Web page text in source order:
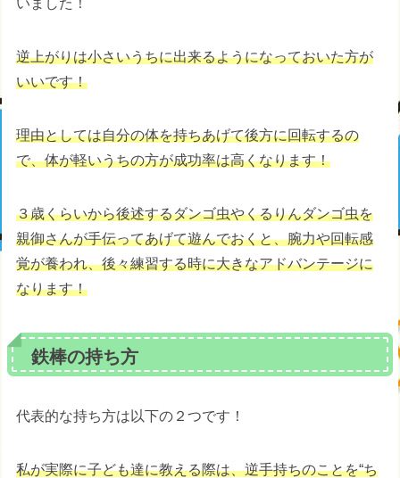
逆上がりは小さいうちに出来るようになっておいた方が
いいです！
理由としては自分の体を持ちあげて後方に回転するの
で、体が軽いうちの方が成功率は高くなります！
３歳くらいから後述するダンゴ虫やくるりんダンゴ虫を
親御さんが手伝ってあげて遊んでおくと、腕力や回転感
覚が養われ、後々練習する時に大きなアドバンテージに
なります！
鉄棒の持ち方
代表的な持ち方は以下の２つです！
私が実際に子ども達に教える際は、逆手持ちのことを“ち